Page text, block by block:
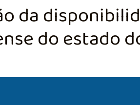
da
do estado